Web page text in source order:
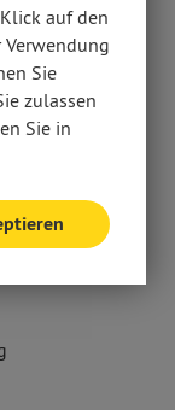
auf den
Verwendung
Sie
zulassen
Sie in